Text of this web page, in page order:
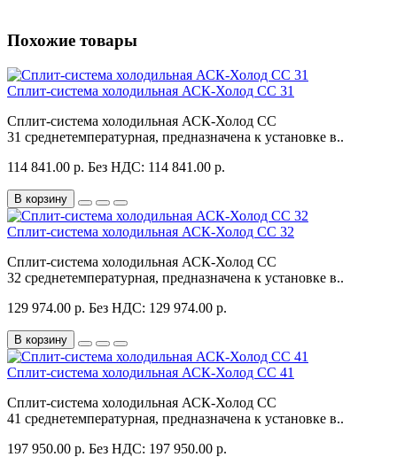
Похожие товары
Сплит-система холодильная АСК-Холод CC 31
Сплит-система холодильная АСК-Холод CC
31 среднетемпературная, предназначена к установке в..
114 841.00 р. Без НДС: 114 841.00 р.
В корзину
Сплит-система холодильная АСК-Холод CC 32
Сплит-система холодильная АСК-Холод CC
32 среднетемпературная, предназначена к установке в..
129 974.00 р. Без НДС: 129 974.00 р.
В корзину
Сплит-система холодильная АСК-Холод CC 41
Сплит-система холодильная АСК-Холод CC
41 среднетемпературная, предназначена к установке в..
197 950.00 р. Без НДС: 197 950.00 р.